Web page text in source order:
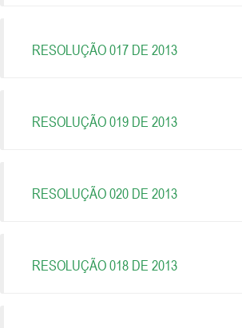
RESOLUÇÃO 017 DE 2013
RESOLUÇÃO 019 DE 2013
RESOLUÇÃO 020 DE 2013
RESOLUÇÃO 018 DE 2013